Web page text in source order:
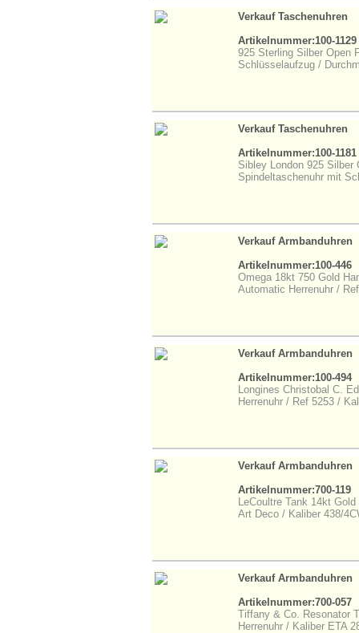
Verkauf Taschenuhren
Artikelnummer:100-1129
925 Sterling Silber Open
Schlüsselaufzug /
Verkauf Taschenuhren
Artikelnummer:100-1181
Sibley London 925 Silber
Spindeltaschenuhr mit
Verkauf Armbanduhren
Artikelnummer:100-446
Omega 18kt 750 Gold
Automatic Herrenuhr /
Verkauf Armbanduhren
Artikelnummer:100-494
Longines Christobal C.
Herrenuhr / Ref 5253 /
Verkauf Armbanduhren
Artikelnummer:700-119
LeCoultre Tank 14kt
Art Deco / Kaliber 438/
Verkauf Armbanduhren
Artikelnummer:700-057
Tiffany & Co. Resonator
Herrenuhr / Kaliber ETA